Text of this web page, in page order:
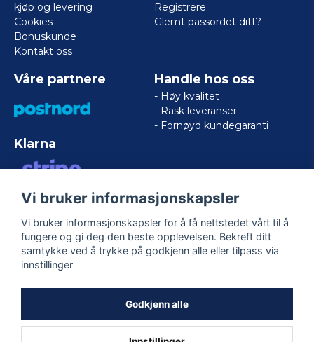
kjøp og levering
Cookies
Bonuskunde
Kontakt oss
Registrere
Glemt passordet ditt?
Våre partnere
Klarna
VISA/MASTERCARD/AMERICAN
Handle hos oss
- Høy kvalitet
- Rask leveranser
- Fornøyd kundegaranti
Følg oss
Vi bruker informasjonskapsler
Vi bruker informasjonskapsler for å få nettstedet vårt til å
fungere og gi deg den beste opplevelsen. Bekreft ditt
samtykke ved å trykke på godkjenn alle eller tilpass via
innstillinger
Godkjenn alle